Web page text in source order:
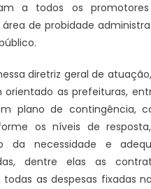
a todos os
de probidade
diretriz geral de
as prefeituras,
plano de contingência,
os níveis de
da necessidade e
dentre elas as
todas as despesas fixadas